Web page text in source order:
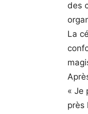
des
La
« Je
près